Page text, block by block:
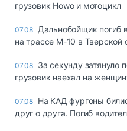
грузовик Howo и мотоцикл
07.08 Дальнобойщик погиб
на трассе М-10 в Тверской
07.08 За секунду затянуло
грузовик наехал на
07.08 На КАД фургоны
друг о друга. Погиб